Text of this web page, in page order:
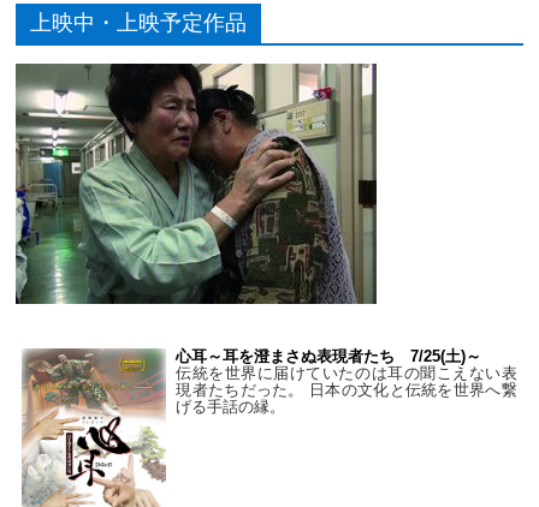
上映中・上映予定作品
心耳～耳を澄まさぬ表現者たち 7/25(土)～
伝統を世界に届けていたのは耳の聞こえない表
現者たちだった。 日本の文化と伝統を世界へ繋
げる手話の縁。